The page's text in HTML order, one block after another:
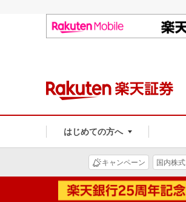
はじめての方へ
キャンペーン 国内株式